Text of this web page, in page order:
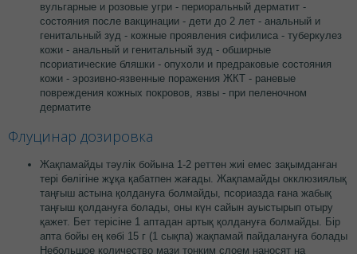
вульгарные и розовые угри - периоральный дерматит -
состояния после вакцинации - дети до 2 лет - анальный и
генитальный зуд - кожные проявления сифилиса - туберкулез
кожи - анальный и генитальный зуд - обширные
псориатические бляшки - опухоли и предраковые состояния
кожи - эрозивно-язвенные поражения ЖКТ - раневые
повреждения кожных покровов, язвы - при пеленочном
дерматите
Флуцинар дозировка
Жақпамайды тәулік бойына 1-2 реттен жиі емес зақымданған
тері бөлігіне жұқа қабатпен жағады. Жақпамайды окклюзиялық
таңғыш астына қолдануға болмайды, псориазда ғана жабық
таңғыш қолдануға болады, оны күн сайын ауыстырып отыру
қажет. Бет терісіне 1 аптадан артық қолдануға болмайды. Бір
апта бойы ең көбі 15 г (1 сықпа) жақпамай пайдалануға болады
Небольшое количество мази тонким слоем наносят на